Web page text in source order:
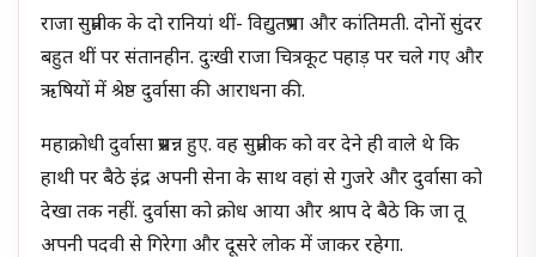
राजा सुप्रतीक के दो रानियां थीं- विद्युतप्रभा और कांतिमती. दोनों सुंदर
बहुत थीं पर संतानहीन. दुःखी राजा चित्रकूट पहाड़ पर चले गए और
ऋषियों में श्रेष्ठ दुर्वासा की आराधना की.
महाक्रोधी दुर्वासा प्रसन्न हुए. वह सुप्रतीक को वर देने ही वाले थे कि
हाथी पर बैठे इंद्र अपनी सेना के साथ वहां से गुजरे और दुर्वासा को
देखा तक नहीं. दुर्वासा को क्रोध आया और श्राप दे बैठे कि जा तू
अपनी पदवी से गिरेगा और दूसरे लोक में जाकर रहेगा.